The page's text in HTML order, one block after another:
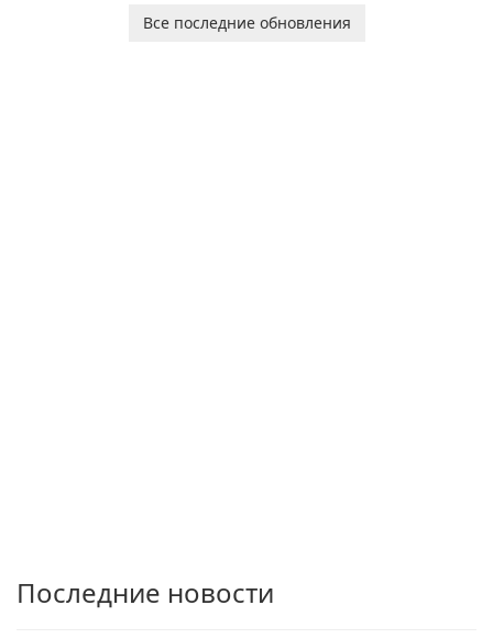
individuals and teams
macOS and Linux XnConvert
Все последние обновления
Последние новости